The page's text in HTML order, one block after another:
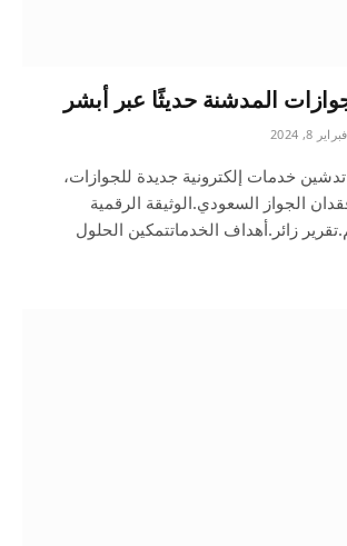
المدشنة حديثًا عبر أبشر
فبراير 8, 2024
خدمات إلكترونية جديدة للجوازات،
الجواز السعودي.الوثيقة الرقمية
زائر.أهداف الخدماتتمكين الحلول